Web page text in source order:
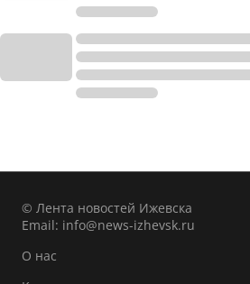
© Лента новостей Ижевска
Email: info@news-izhevsk.ru
О нас